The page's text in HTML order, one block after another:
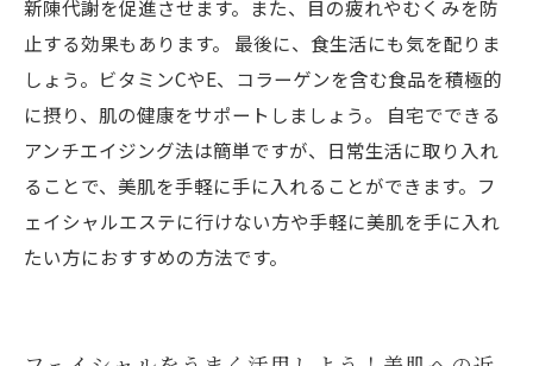
新陳代謝を促進させます。また、目の疲れやむくみを防
止する効果もあります。 最後に、食生活にも気を配りま
しょう。ビタミンCやE、コラーゲンを含む食品を積極的
に摂り、肌の健康をサポートしましょう。 自宅でできる
アンチエイジング法は簡単ですが、日常生活に取り入れ
ることで、美肌を手軽に手に入れることができます。フ
ェイシャルエステに行けない方や手軽に美肌を手に入れ
たい方におすすめの方法です。